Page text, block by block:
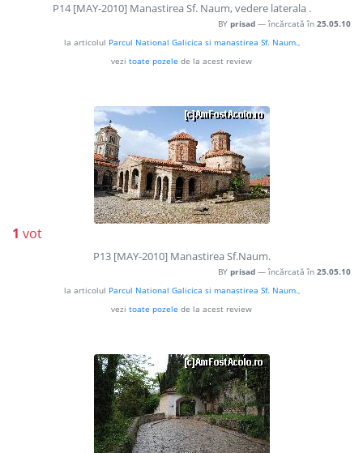
P14 [MAY-2010] Manastirea Sf. Naum, vedere laterala .
BY prisad — încărcată în 25.05.10
la articolul Parcul National Galicica si manastirea Sf. Naum.,
vezi toate pozele de la acest review
1 vot
P13 [MAY-2010] Manastirea Sf.Naum.
BY prisad — încărcată în 25.05.10
la articolul Parcul National Galicica si manastirea Sf. Naum.,
vezi toate pozele de la acest review